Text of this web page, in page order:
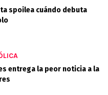
spoilea cuándo debuta
entrega la peor noticia a la